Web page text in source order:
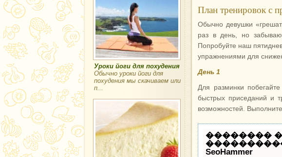
Уроки йоги для похудения
Обычно уроки йоги для
похудения мы скачиваем или
п...
План тренировок с
Обычно девушки
раз в день, но
Попробуйте наш
упражнениями для
День 1
Для разминки
быстрых приседаний и
возможностей.
��������
SeoHammer